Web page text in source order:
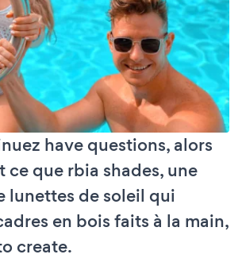
have questions, alors
ce que rbia shades, une
lunettes de soleil qui
en bois faits à la main,
create.